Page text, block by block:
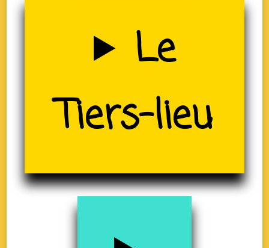
Uzerche
(19)
Le
Tiers-lieu